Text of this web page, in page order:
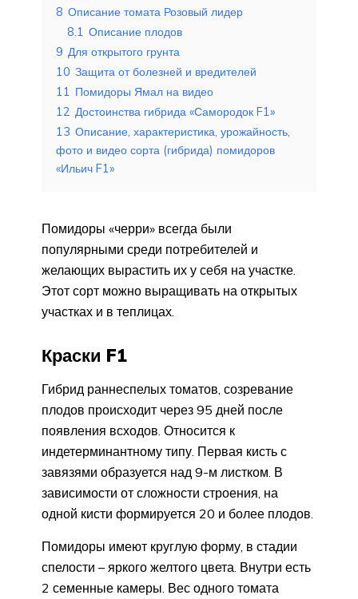
8 Описание томата Розовый лидер
8.1 Описание плодов
9 Для открытого грунта
10 Защита от болезней и вредителей
11 Помидоры Ямал на видео
12 Достоинства гибрида «Самородок F1»
13 Описание, характеристика, урожайность,
фото и видео сорта (гибрида) помидоров
«Ильич F1»
Помидоры «черри» всегда были
популярными среди потребителей и
желающих вырастить их у себя на участке.
Этот сорт можно выращивать на открытых
участках и в теплицах.
Краски F1
Гибрид раннеспелых томатов, созревание
плодов происходит через 95 дней после
появления всходов. Относится к
индетерминантному типу. Первая кисть с
завязями образуется над 9-м листком. В
зависимости от сложности строения, на
одной кисти формируется 20 и более плодов.
Помидоры имеют круглую форму, в стадии
спелости – яркого желтого цвета. Внутри есть
2 семенные камеры. Вес одного томата